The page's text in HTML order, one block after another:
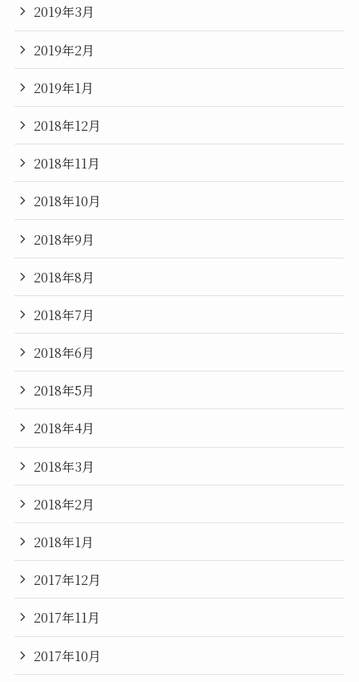
2019年3月
2019年2月
2019年1月
2018年12月
2018年11月
2018年10月
2018年9月
2018年8月
2018年7月
2018年6月
2018年5月
2018年4月
2018年3月
2018年2月
2018年1月
2017年12月
2017年11月
2017年10月